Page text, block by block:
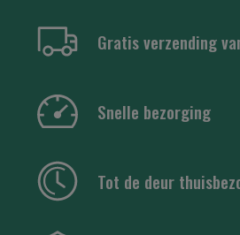
Gratis verzending
Snelle bezorging
Tot de deur